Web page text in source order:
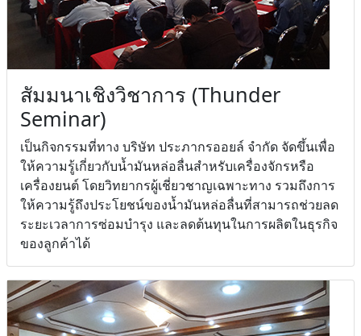
สัมมนาเชิงวิชาการ (Thunder
Seminar)
เป็นกิจกรรมที่ทาง บริษัท ประภากรออยล์ จำกัด จัดขึ้นเพื่อ
ให้ความรู้เกี่ยวกับน้ำมันหล่อลื่นสำหรับเครื่องจักรหรือ
เครื่องยนต์ โดยวิทยากรผู้เชี่ยวชาญเฉพาะทาง รวมถึงการ
ให้ความรู้ถึงประโยชน์ของน้ำมันหล่อลื่นที่สามารถช่วยลด
ระยะเวลาการซ่อมบำรุง และลดต้นทุนในการผลิตในธุรกิจ
ของลูกค้าได้